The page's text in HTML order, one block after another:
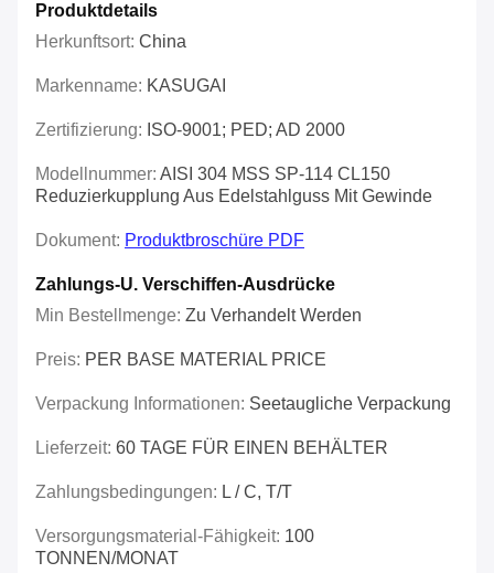
Produktdetails
Herkunftsort: China
Markenname: KASUGAI
Zertifizierung: ISO-9001; PED; AD 2000
Modellnummer: AISI 304 MSS SP-114 CL150
Reduzierkupplung Aus Edelstahlguss Mit Gewinde
Dokument: Produktbroschüre PDF
Zahlungs-U. Verschiffen-Ausdrücke
Min Bestellmenge: Zu Verhandelt Werden
Preis: PER BASE MATERIAL PRICE
Verpackung Informationen: Seetaugliche Verpackung
Lieferzeit: 60 TAGE FÜR EINEN BEHÄLTER
Zahlungsbedingungen: L / C, T/T
Versorgungsmaterial-Fähigkeit: 100
TONNEN/MONAT